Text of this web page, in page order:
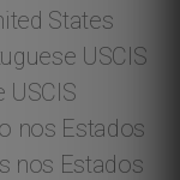
States
USCIS
USCIS
nos Estados
nos Estados